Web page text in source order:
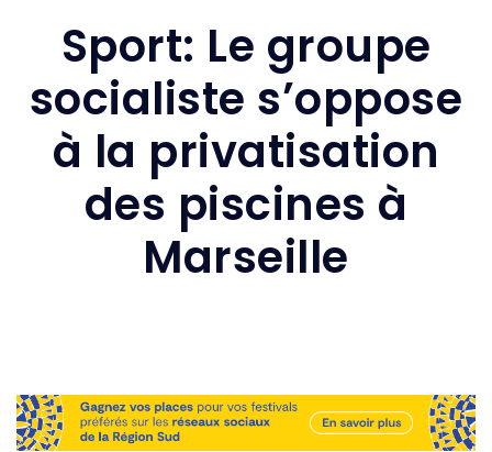
Sport: Le groupe
socialiste s’oppose
à la privatisation
des piscines à
Marseille